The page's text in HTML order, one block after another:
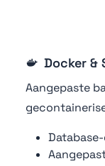
Docker &
Aangepaste